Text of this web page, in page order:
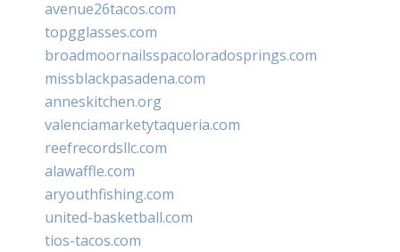
avenue26tacos.com
topgglasses.com
broadmoornailsspacoloradosprings.com
missblackpasadena.com
anneskitchen.org
valenciamarketytaqueria.com
reefrecordsllc.com
alawaffle.com
aryouthfishing.com
united-basketball.com
tios-tacos.com